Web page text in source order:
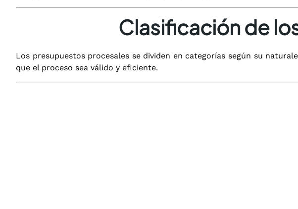
Clasificación de
Los presupuestos procesales se dividen en categorías según su
que el proceso sea válido y eficiente.